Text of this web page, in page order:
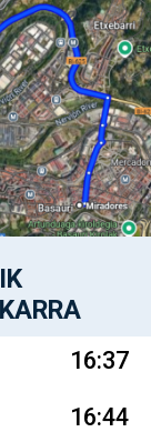
16:37
16:44